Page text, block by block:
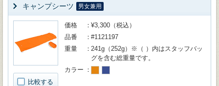
キャンプシーツ 男女兼用
比較する
価格
¥3,300（税込）
品番
#1121197
重量
241g（252g）※（ ）内はスタッフバッ
グを含む総重量です。
カラー